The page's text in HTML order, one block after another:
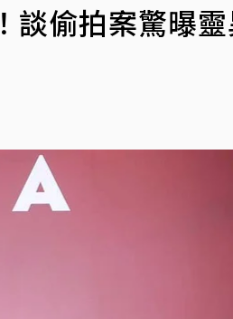
談偷拍案驚曝